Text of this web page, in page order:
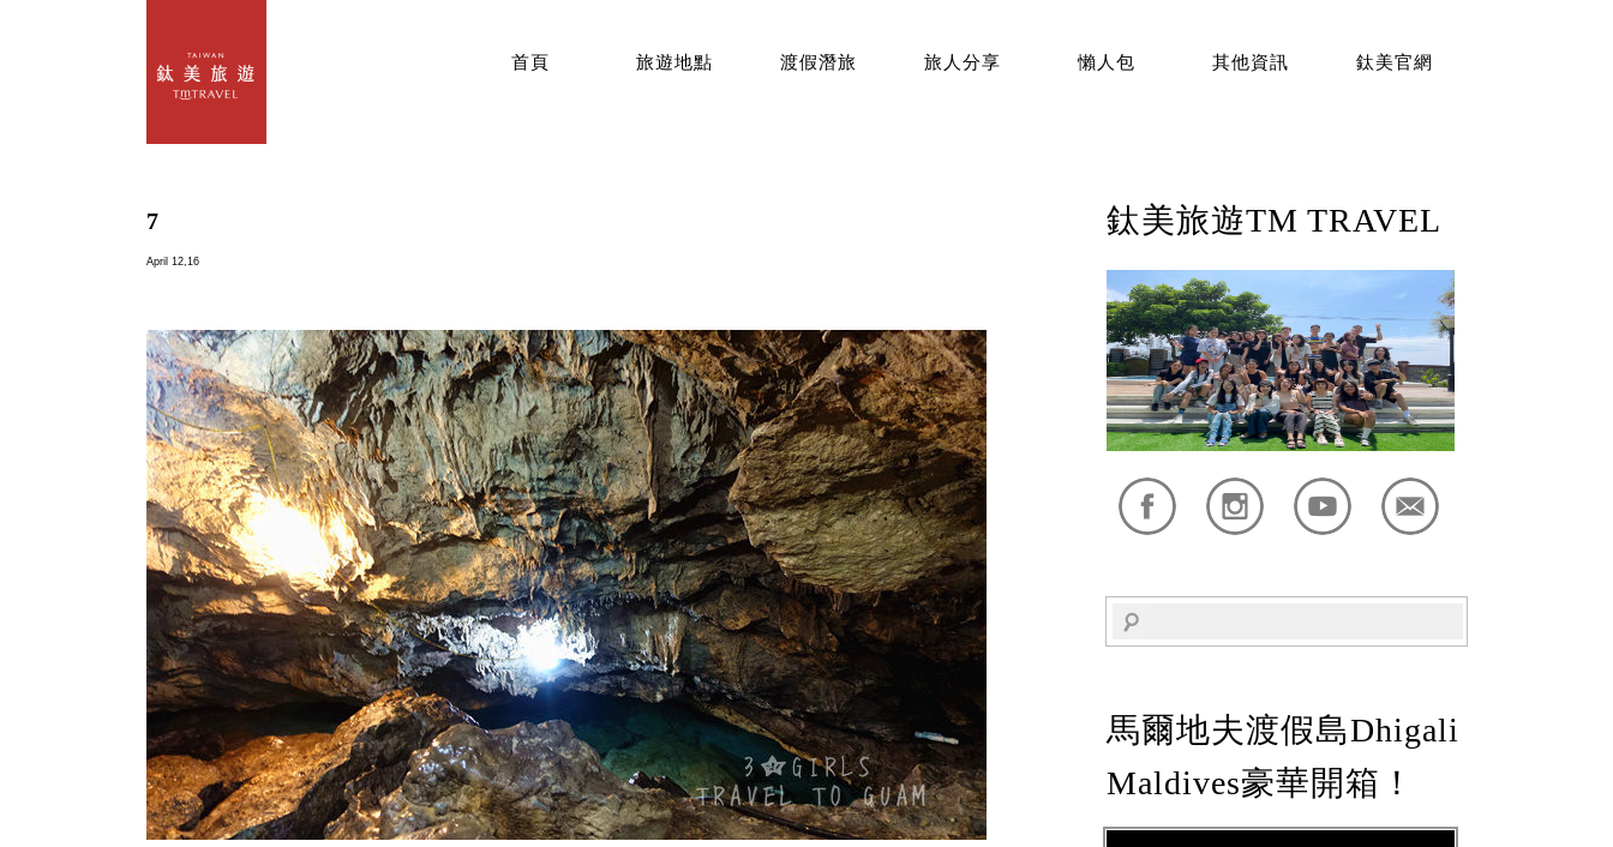
首頁 旅遊地點 渡假潛旅 旅人分享 懶人包 其他資訊 鈦美官網
7
April 12,16
鈦美旅遊TM TRAVEL
馬爾地夫渡假島Dhigali
Maldives豪華開箱！